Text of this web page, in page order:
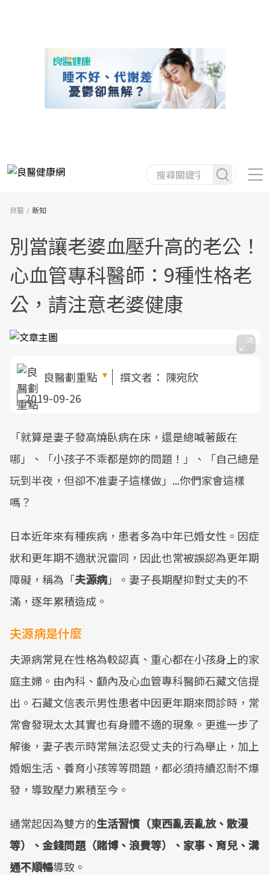
良醫 新知
別當讓老婆血壓升高的老公！
心血管專科醫師：9種性格老
公，請注意老婆健康
良醫劃重點 撰文者： 陳宛欣
2019-09-26
「就算是妻子發高燒臥病在床，還是總喊著飯在
哪」、「小孩子不乖都是妳的問題！」、「自己總是
玩到半夜，但卻不准妻子這樣做」...你們家會這樣
嗎？
日本近年來有種疾病，患者多為中年已婚女性。因症
狀和更年期不適狀況雷同，因此也常被誤認為更年期
障礙，稱為「夫源病」。妻子長期壓抑對丈夫的不
滿，逐年累積造成。
夫源病是什麼
夫源病常見在性格為較認真、重心都在小孩身上的家
庭主婦。由內科、顱內及心血管專科醫師石藏文信提
出。石藏文信表示男性患者中因更年期來問診時，常
常會發現太太其實也有身體不適的現象。更進一步了
解後，妻子表示時常無法忍受丈夫的行為舉止，加上
婚姻生活、養育小孩等等問題，都必須持續忍耐不爆
發，導致壓力累積至今。
通常起因為雙方的生活習慣（東西亂丟亂放、散漫
等）、金錢問題（賭博、浪費等）、家事、育兒、溝
通不順暢導致。